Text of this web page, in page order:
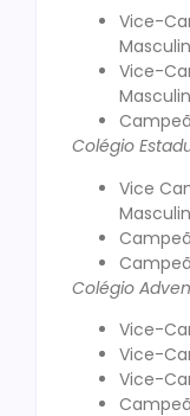
Vice-
Vice-
Colégio
Vice
Colégio
Vice-
Vice-
Vice-